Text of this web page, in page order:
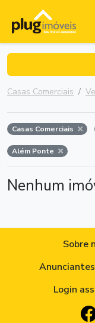
Casas Comerciais
Casas Comerciais
Além Ponte
Nenhum
Sobre
Anunciantes
Login